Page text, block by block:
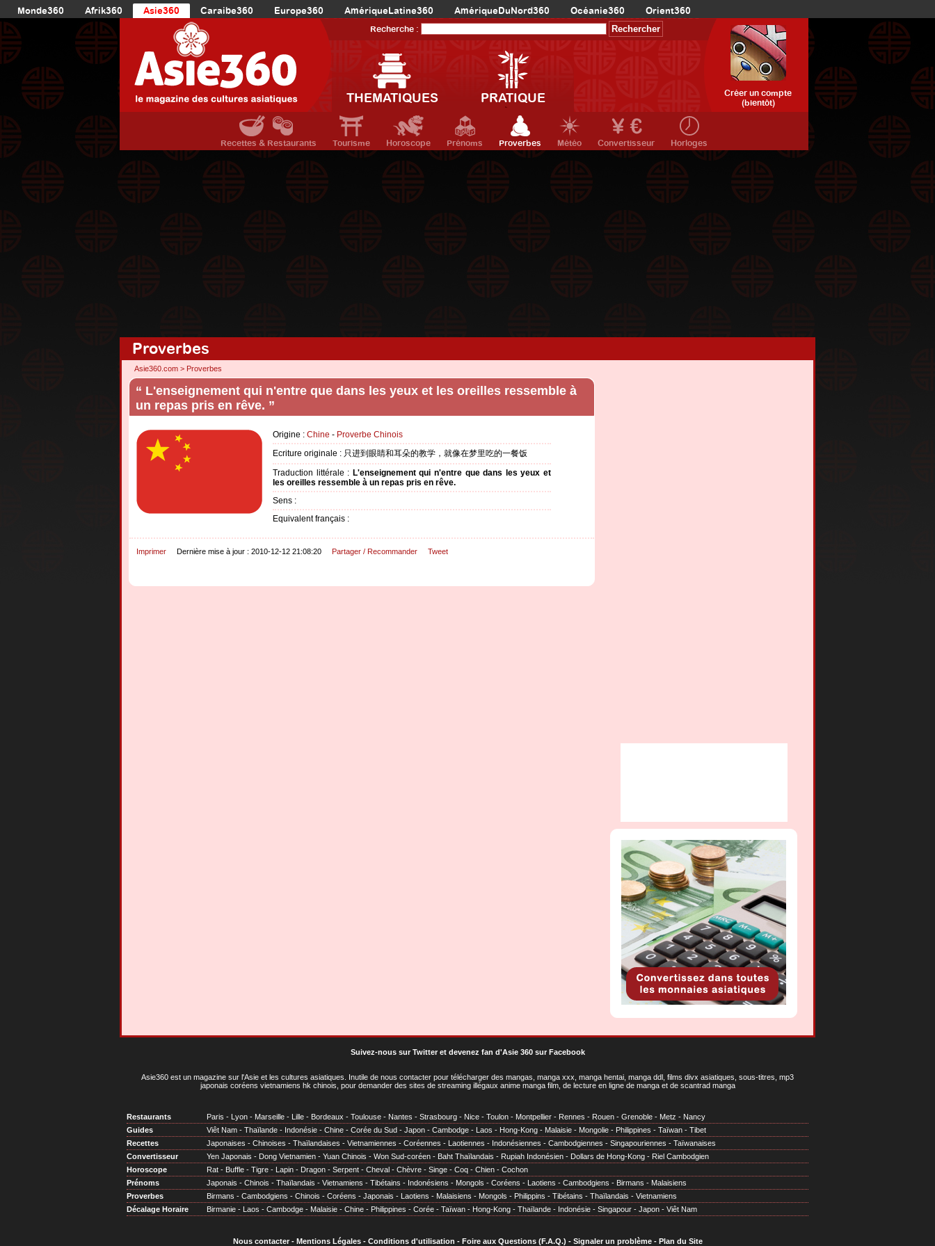
Monde360 Afrik360 Asie360 Caraibe360 Europe360 AmériqueLatine360 AmériqueDuNord360 Océanie360 Orient360
Recherche :
THEMATIQUES PRATIQUE
Créer un compte
(bientôt)
Recettes & Restaurants Tourisme Horoscope Prénoms Proverbes Météo Convertisseur Horloges
Proverbes
Asie360.com > Proverbes
“ L'enseignement qui n'entre que dans les yeux et les oreilles ressemble à
un repas pris en rêve. ”
Origine : Chine - Proverbe Chinois
Ecriture originale : 只进到眼睛和耳朵的教学，就像在梦里吃的一餐饭
Traduction littérale : L'enseignement qui n'entre que dans les yeux et
les oreilles ressemble à un repas pris en rêve.
Sens :
Equivalent français :
Imprimer Dernière mise à jour : 2010-12-12 21:08:20 Partager / Recommander Tweet
Suivez-nous sur Twitteret devenez fan d'Asie 360 sur Facebook
Asie360 est un magazine sur l'Asie et les cultures asiatiques . Inutile de nous contacter pour télécharger des mangas, manga xxx, manga hentai, manga ddl, films divx asiatiques, sous-titres, mp3
japonais coréens vietnamiens hk chinois, pour demander des sites de streaming illégaux anime manga film, de lecture en ligne de manga et de scantrad manga
Restaurants Paris - Lyon - Marseille - Lille - Bordeaux - Toulouse - Nantes - Strasbourg - Nice - Toulon - Montpellier - Rennes - Rouen - Grenoble - Metz - Nancy
Guides
Viêt Nam - Thaïlande - Indonésie - Chine - Corée du Sud - Japon - Cambodge - Laos - Hong-Kong - Malaisie - Mongolie - Philippines - Taïwan - Tibet
Recettes
Japonaises - Chinoises - Thaïlandaises - Vietnamiennes - Coréennes - Laotiennes - Indonésiennes - Cambodgiennes - Singapouriennes - Taïwanaises
Convertisseur
Yen Japonais - Dong Vietnamien - Yuan Chinois - Won Sud-coréen - Baht Thaïlandais - Rupiah Indonésien - Dollars de Hong-Kong - Riel Cambodgien
Horoscope
Rat - Buffle - Tigre - Lapin - Dragon - Serpent - Cheval - Chèvre - Singe - Coq - Chien - Cochon
Prénoms
Japonais - Chinois - Thaïlandais - Vietnamiens - Tibétains - Indonésiens - Mongols - Coréens - Laotiens - Cambodgiens - Birmans - Malaisiens
Proverbes
Birmans - Cambodgiens - Chinois - Coréens - Japonais - Laotiens - Malaisiens - Mongols - Philippins - Tibétains - Thaïlandais - Vietnamiens
Décalage Horaire
Birmanie - Laos - Cambodge - Malaisie - Chine - Philippines - Corée - Taïwan - Hong-Kong - Thaïlande - Indonésie - Singapour - Japon - Viêt Nam
Nous contacter- Mentions Légales- Conditions d'utilisation - Foire aux Questions (F.A.Q.) - Signaler un problème- Plan du Site